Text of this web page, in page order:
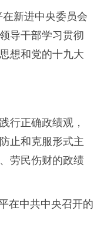
新进中央委员会
导干部学习贯彻
想和党的十九大
行正确政绩观，
止和克服形式主
劳民伤财的政绩
在中共中央召开的